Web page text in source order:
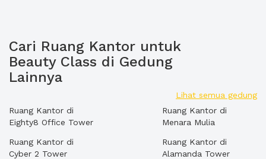
Cari Ruang Kantor untuk
Beauty Class di Gedung
Lainnya
Lihat semua gedung
Ruang Kantor di
Eighty8 Office Tower
Ruang Kantor di
Cyber 2 Tower
Ruang Kantor di
Menara Mulia
Ruang Kantor di
Alamanda Tower